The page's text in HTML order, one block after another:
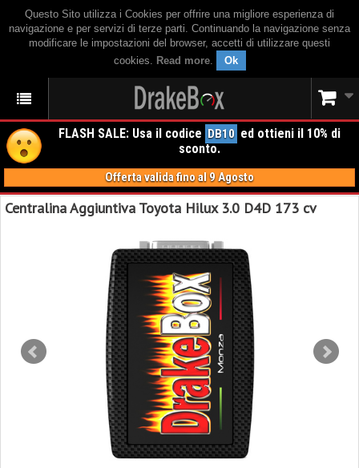
Questo Sito utilizza i Cookies per offrire una migliore esperienza di
navigazione e per servizi di terze parti. Continuando la navigazione senza
modificare le impostazioni del browser, accetti di utilizzare questi
cookies. Read more. Ok
FLASH SALE: Usa il codice DB10 ed ottieni il 10% di
sconto.
Offerta valida fino al 9 Agosto
Centralina Aggiuntiva Toyota Hilux 3.0 D4D 173 cv